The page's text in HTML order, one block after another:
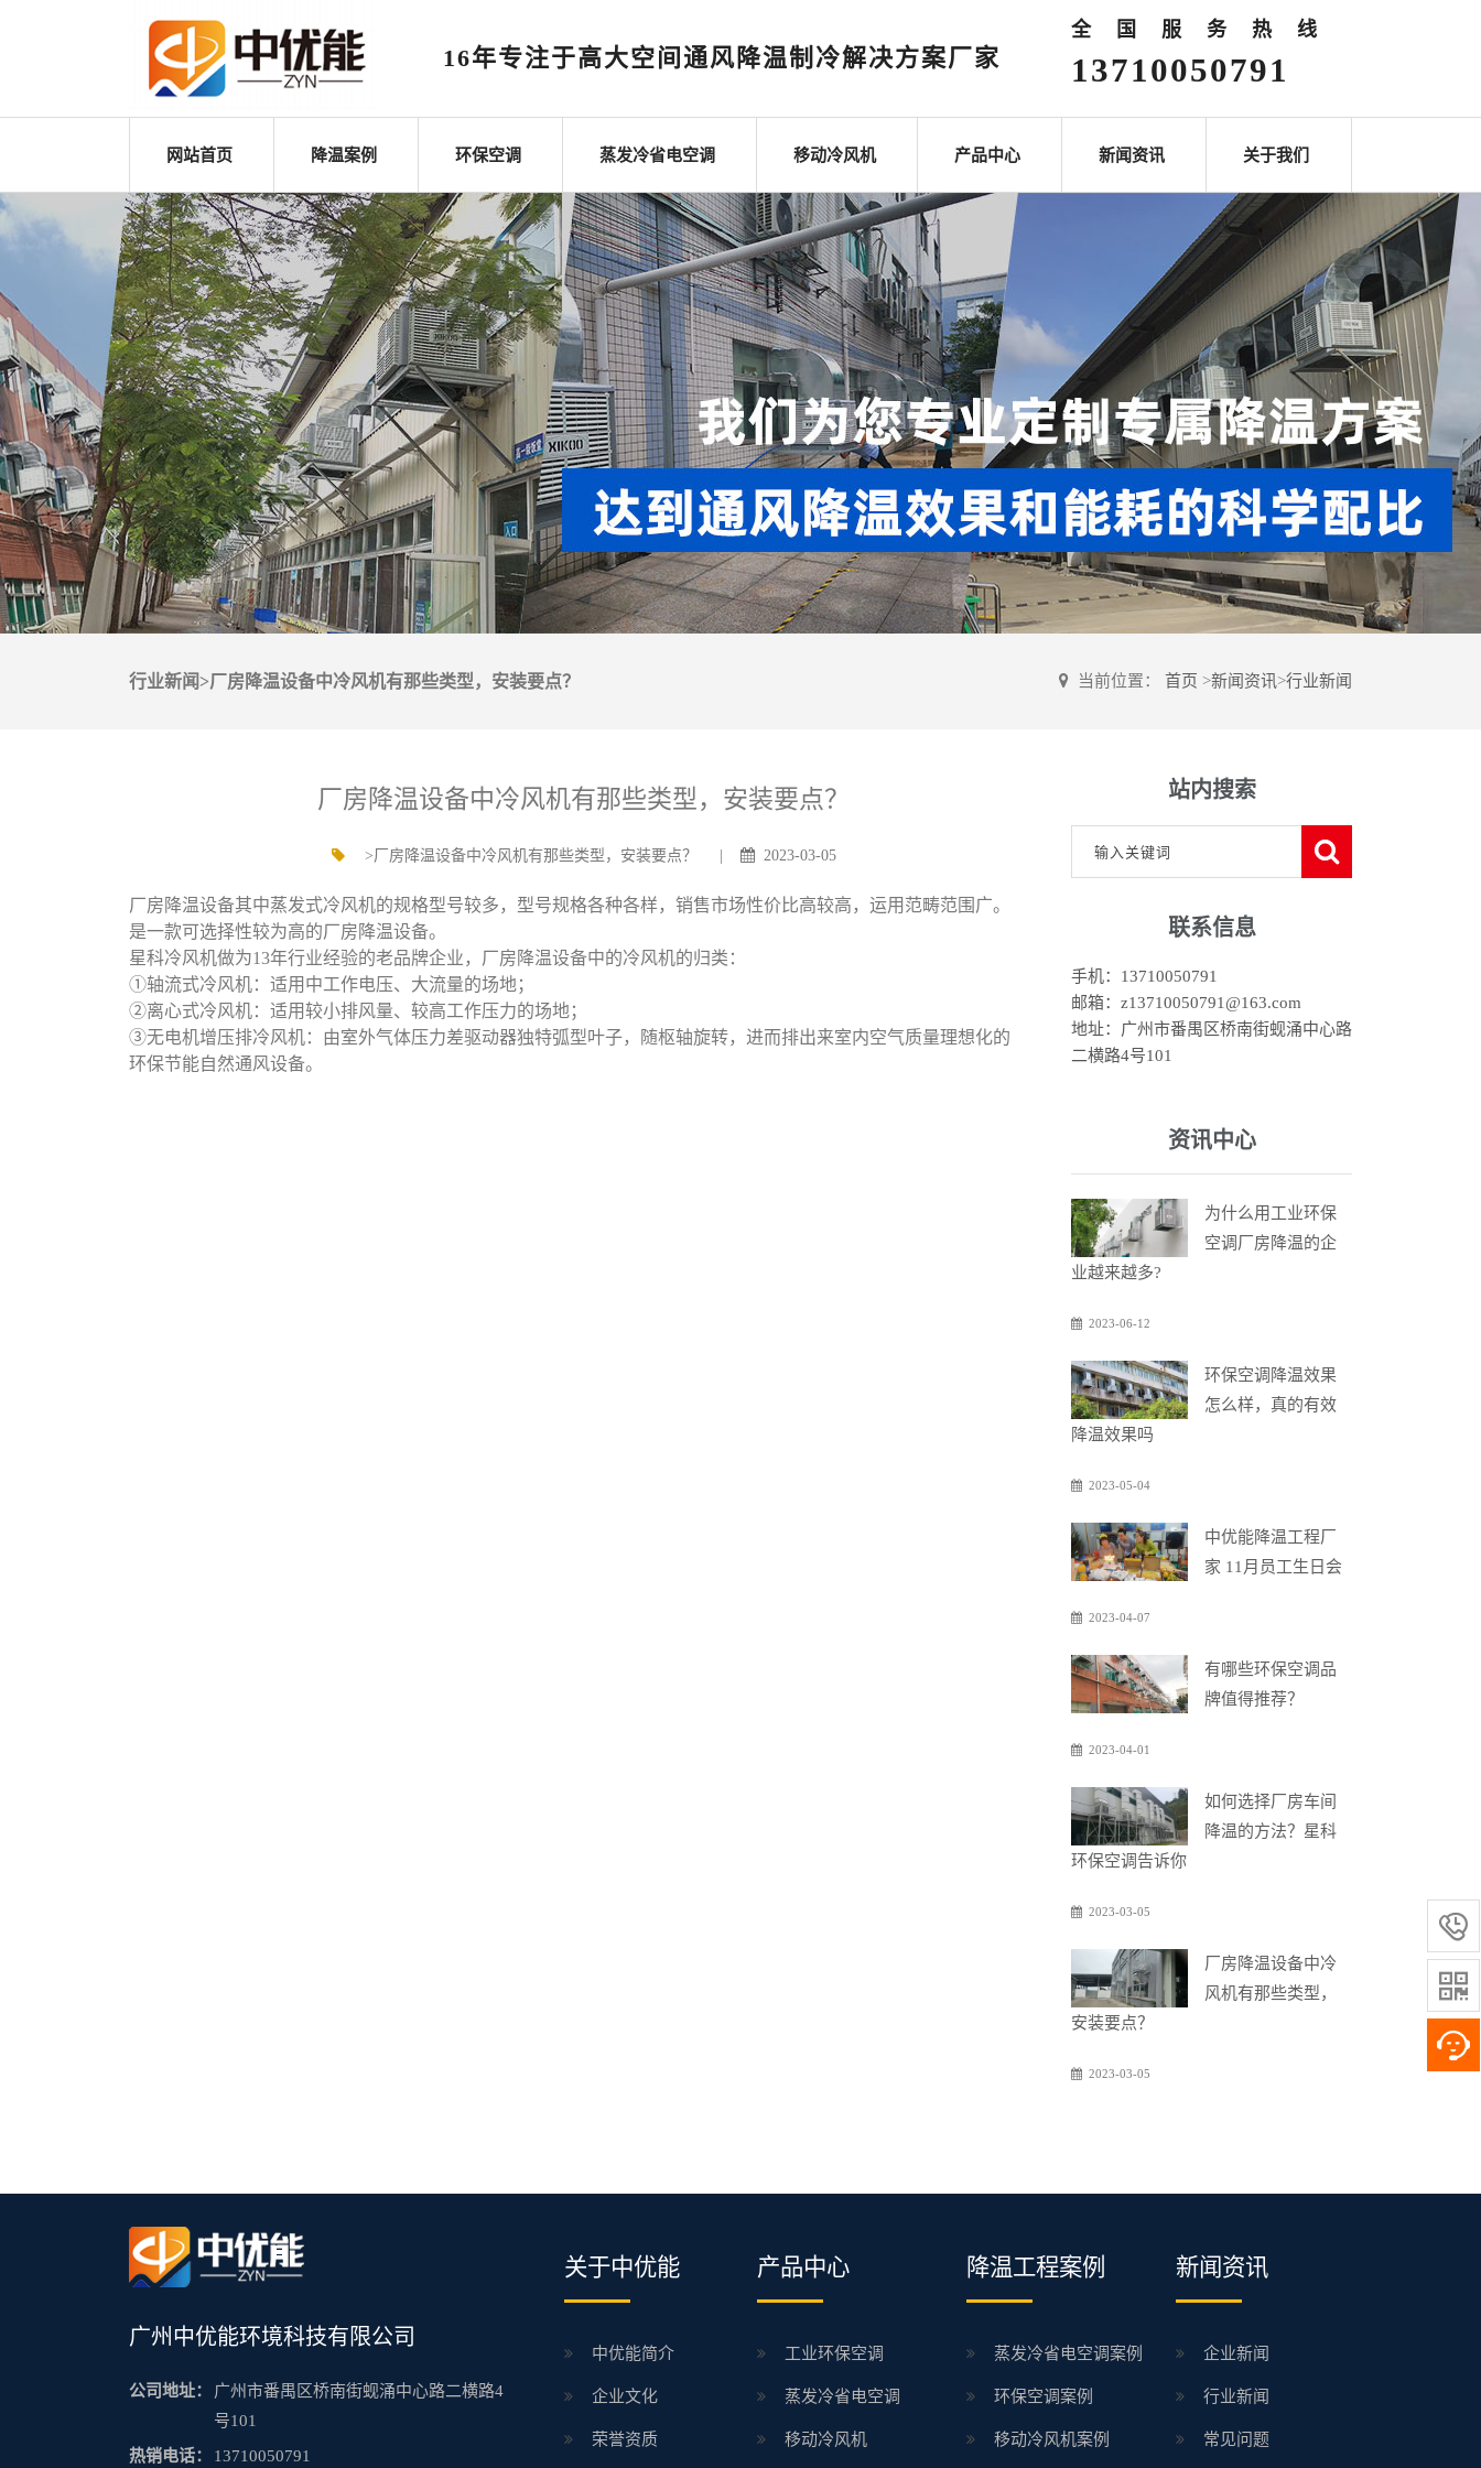
16年专注于高大空间通风降温制冷解决方案厂家
全国服务热线
13710050791
网站首页 降温案例 环保空调 蒸发冷省电空调 移动冷风机 产品中心 新闻资讯 关于我们
行业新闻>厂房降温设备中冷风机有那些类型，安装要点？ 当前位置： 首页 >新闻资讯>行业新闻
厂房降温设备中冷风机有那些类型，安装要点？
>厂房降温设备中冷风机有那些类型，安装要点？ | 2023-03-05
厂房降温设备其中蒸发式冷风机的规格型号较多，型号规格各种各样，销售市场性价比高较高，运用范畴范围广。
是一款可选择性较为高的厂房降温设备。
星科冷风机做为13年行业经验的老品牌企业，厂房降温设备中的冷风机的归类：
①轴流式冷风机：适用中工作电压、大流量的场地；
②离心式冷风机：适用较小排风量、较高工作压力的场地；
③无电机增压排冷风机：由室外气体压力差驱动器独特弧型叶子，随枢轴旋转，进而排出来室内空气质量理想化的
环保节能自然通风设备。
站内搜索
联系信息
手机：13710050791
邮箱：z13710050791@163.com
地址：广州市番禺区桥南街蚬涌中心路
二横路4号101
资讯中心
为什么用工业环保
空调厂房降温的企
业越来越多?
2023-06-12
环保空调降温效果
怎么样，真的有效
降温效果吗
2023-05-04
中优能降温工程厂
家 11月员工生日会
2023-04-07
有哪些环保空调品
牌值得推荐？
2023-04-01
如何选择厂房车间
降温的方法？星科
环保空调告诉你
2023-03-05
厂房降温设备中冷
风机有那些类型，
安装要点？
2023-03-05
广州中优能环境科技有限公司
公司地址：
广州市番禺区桥南街蚬涌中心路二横路4
号101
热销电话：
13710050791
关于中优能
中优能简介
企业文化
荣誉资质
产品中心
工业环保空调
蒸发冷省电空调
移动冷风机
降温工程案例
蒸发冷省电空调案例
环保空调案例
移动冷风机案例
新闻资讯
企业新闻
行业新闻
常见问题

